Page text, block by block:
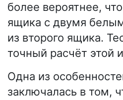
более вероятнее,
ящика с двумя
из второго ящика.
точный расчёт этой
Одна из
заключалась в том,